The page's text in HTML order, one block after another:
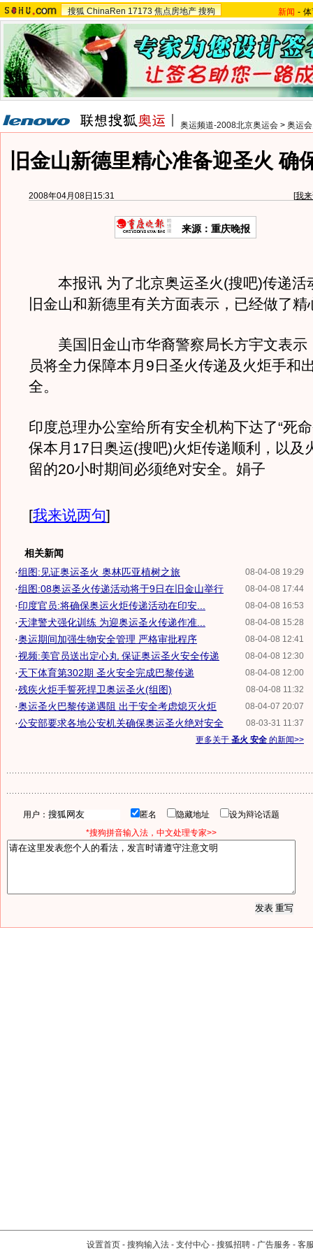
搜狐 ChinaRen 17173 焦点房地产 搜狗 新闻 -
奥运频道-2008北京奥运会 > 奥运
旧金山新德里精心准备迎圣火 确
2008年04月08日15:31 [我
来源：重庆晚报
本报讯 为了北京奥运圣火(搜吧)传递活
旧金山和新德里有关方面表示，已经做了精
美国旧金山市华裔警察局长方宇文表示
员将全力保障本月9日圣火传递及火炬手和
全。
印度总理办公室给所有安全机构下达了“死
保本月17日奥运(搜吧)火炬传递顺利，以及
留的20小时期间必须绝对安全。娟子
[我来说两句]
相关新闻
08-04-08 19:29
·组图:见证奥运圣火 奥林匹亚植树之旅
08-04-08 17:44
·组图:08奥运圣火传递活动将于9日在旧金山举行
08-04-08 16:53
·印度官员:将确保奥运火炬传递活动在印安...
08-04-08 15:28
·天津警犬强化训练 为迎奥运圣火传递作准...
08-04-08 12:41
·奥运期间加强生物安全管理 严格审批程序
08-04-08 12:30
·视频:美官员送出定心丸 保证奥运圣火安全传递
08-04-08 12:00
·天下体育第302期 圣火安全完成巴黎传递
08-04-08 11:32
·残疾火炬手誓死捍卫奥运圣火(组图)
08-04-07 20:07
·奥运圣火巴黎传递遇阻 出于安全考虑熄灭火炬
08-03-31 11:37
·公安部要求各地公安机关确保奥运圣火绝对安全
更多关于 圣火 安全 的新闻>>
用户： 匿名 隐藏地址
设为辩论话题
*搜狗拼音输入法，中文处理专家>>
设置首页 - 搜狗输入法 - 支付中心 - 搜狐招聘 - 广告服务 - 客